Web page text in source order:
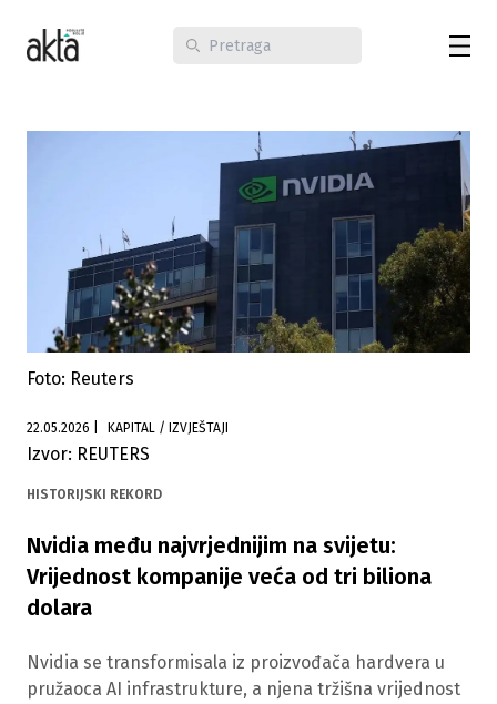
Foto: Reuters
22.05.2026 KAPITAL / IZVJEŠTAJI
Izvor: REUTERS
HISTORIJSKI REKORD
Nvidia među najvrjednijim na svijetu:
Vrijednost kompanije veća od tri biliona
dolara
Nvidia se transformisala iz proizvođača hardvera u
pružaoca AI infrastrukture, a njena tržišna vrijednost